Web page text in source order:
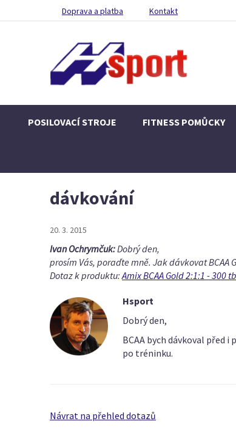
Doprava a platba Kontakt
POSILOVACÍ STROJE FITNESS POMŮCKY
dávkování
20. 3. 2015
Ivan Ochrymčuk:Dobrý den,
prosím Vás, poraďte mně. Jak dávkovat BCAA
Dotaz k produktu:Amix BCAA Gold 2:1:1 - 300
Hsport
Dobrý den,
BCAA bych dávkoval před
po tréninku.
Návrat na přehled dotazů